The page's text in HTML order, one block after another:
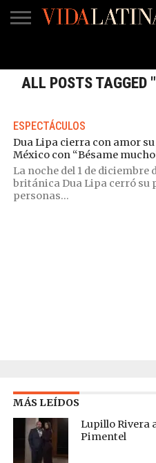
TV
ALL POSTS
ESPECTÁCULOS
Dua Lipa cierra con amor
México con “Bésame
La noche del 1 de diciembre
británica Dua Lipa cerró su
personas...
MÁS LEÍDOS
Lupillo Rivera
Pimentel